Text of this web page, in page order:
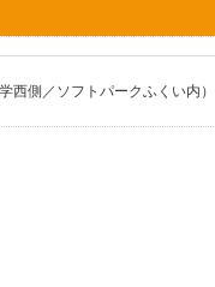
側／ソフトパークふくい内）